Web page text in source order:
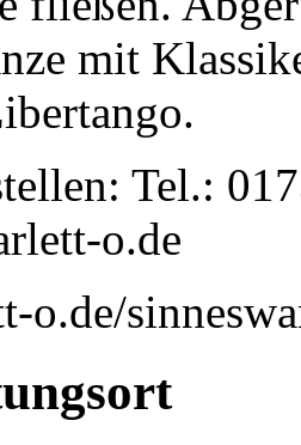
mit
Tel.:
o.de
o.de/